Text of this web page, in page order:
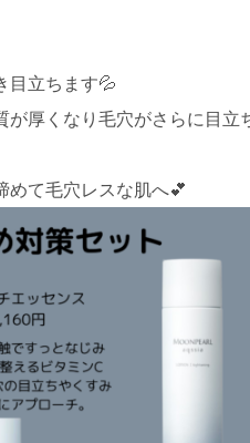
目立ちます💦
厚くなり毛穴がさらに目立
めて毛穴レスな肌へ💕